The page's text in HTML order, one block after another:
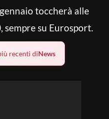
toccherà alle
sempre su Eurosport.
recenti diNews